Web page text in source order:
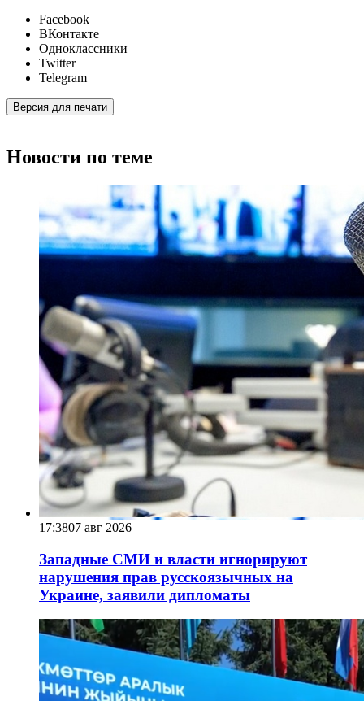
Facebook
ВКонтакте
Одноклассники
Twitter
Telegram
Версия для печати
Новости по теме
17:3807 авг 2026
Западные СМИ и власти игнорируют
нарушения прав русскоязычных на
Украине, заявили дипломаты